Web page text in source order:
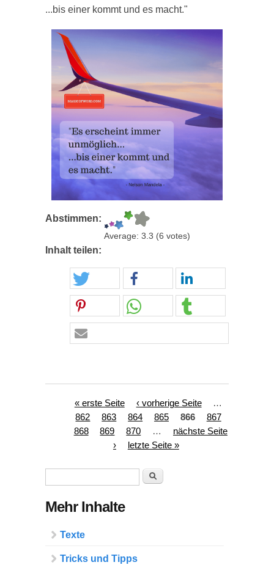
...bis einer kommt und es macht."
Abstimmen:
Average: 3.3 (6 votes)
Inhalt teilen:
Seiten« erste Seite ‹ vorherige Seite
…
862
863 864 865 866
867
868
869 870 …
nächste Seite
›
letzte Seite »
Suche
Mehr Inhalte
Texte
Tricks und Tipps